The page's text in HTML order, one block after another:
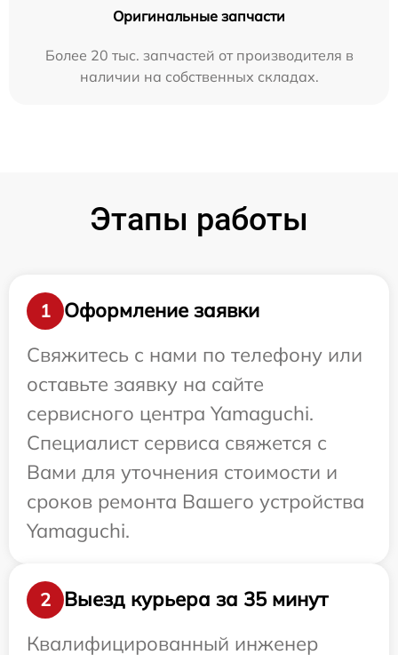
Оригинальные запчасти
Более 20 тыс. запчастей от производителя в
наличии на собственных складах.
Этапы работы
1
Оформление заявки
Свяжитесь с нами по телефону или
оставьте заявку на сайте
сервисного центра Yamaguchi.
Специалист сервиса свяжется с
Вами для уточнения стоимости и
сроков ремонта Вашего устройства
Yamaguchi.
2
Выезд курьера за 35 минут
Квалифицированный инженер